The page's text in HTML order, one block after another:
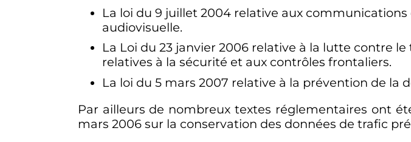
La loi du 9 juillet 2004relative aux communications
audiovisuelle.
La Loi du 23 janvier 2006 relative à la lutte contre
relatives à la sécurité et aux contrôles frontaliers.
La loi du 5 mars 2007 relative à la prévention de la
Par ailleurs de nombreux textes réglementaires ont
mars 2006sur la conservation des données de trafic